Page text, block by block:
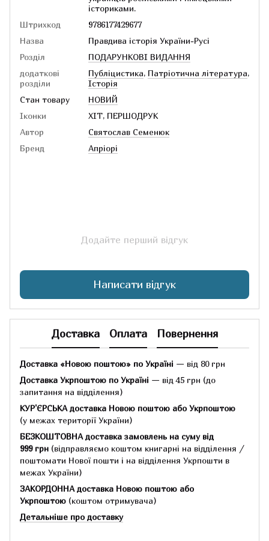
істориками.
Штрихкод
9786177429677
Назва
Правдива історія України-Русі
Розділ
ПОДАРУНКОВІ ВИДАННЯ
додаткові
розділи
Публіцистика, Патріотична література,
Історія
Стан товару
НОВИЙ
Іконки
ХІТ, ПЕРШОДРУК
Автор
Святослав Семенюк
Бренд
Апріорі
Додайте перший відгук
Написати відгук
Доставка Оплата Повернення
Доставка «Новою поштою» по Україні — від 80 грн
Доставка Укрпоштою по Україні — від 45 грн (до
запитання на відділення)
КУР'ЄРСЬКА доставка Новою поштою або Укрпоштою
(у межах території України)
БЕЗКОШТОВНА доставка замовлень на суму від
999 грн (відправляємо коштом книгарні на відділення /
поштомати Нової пошти і на відділення Укрпошти в
межах України)
ЗАКОРДОННА доставка Новою поштою або
Укрпоштою (коштом отримувача)
Детальніше про доставку